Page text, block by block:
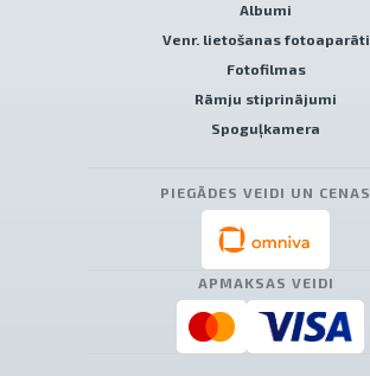
Albumi
Venr. lietošanas fotoaparāti
Fotofilmas
Rāmju stiprinājumi
Spoguļkamera
PIEGĀDES VEIDI UN CENAS
APMAKSAS VEIDI